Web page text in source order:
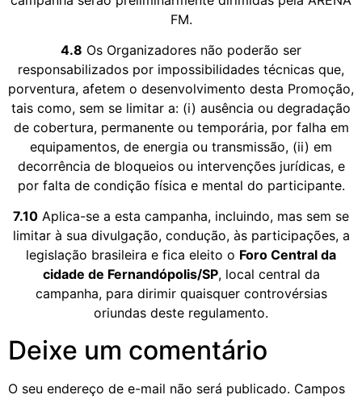
FM.
4.8 Os Organizadores não poderão ser
responsabilizados por impossibilidades técnicas que,
porventura, afetem o desenvolvimento desta Promoção,
tais como, sem se limitar a: (i) ausência ou degradação
de cobertura, permanente ou temporária, por falha em
equipamentos, de energia ou transmissão, (ii) em
decorrência de bloqueios ou intervenções jurídicas, e
por falta de condição física e mental do participante.
7.10 Aplica-se a esta campanha, incluindo, mas sem se
limitar à sua divulgação, condução, às participações, a
legislação brasileira e fica eleito o Foro Central da
cidade de Fernandópolis/SP, local central da
campanha, para dirimir quaisquer controvérsias
oriundas deste regulamento.
Deixe um comentário
O seu endereço de e-mail não será publicado. Campos